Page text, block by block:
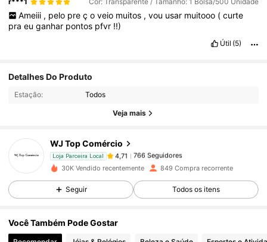
Ameiii , pelo pre ç o veio muitos , vou usar muitooo ( curte
praeuganhar pontos pfvr !!)
Útil (5)
Detalhes Do Produto
Estação: Todos
Veja mais
WJ Top Comércio
Loja Parceira Local
4,71 766 Seguidores
c***2 pago1 dia atrás
766 Seguidores
30K Vendido recentemente 849 Compra recorrente
Seguir Todos os itens
Você Também Pode Gostar